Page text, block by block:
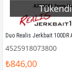
Tükendi
4525918073800
₺846,00